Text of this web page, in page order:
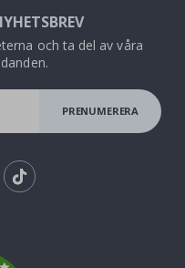
och ta del av våra
PRENUMERERA